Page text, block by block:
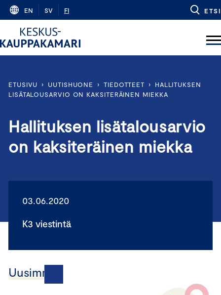
Skip
content
EN SV FI ETSI
ETUSIVU › UUTISHUONE › TIEDOTTEET ›
HALLITUKSEN
LISÄTALOUSARVIO ON KAKSITERÄINEN MIEKKA
Hallituksen lisätalousarvio
on kaksiteräinen miekka
03.06.2020
K3 viestintä
Uusimmat